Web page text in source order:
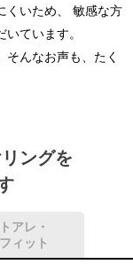
いため、
敏感な方
ています。
そんなお声も、たく
ングを
アレ・
ィット